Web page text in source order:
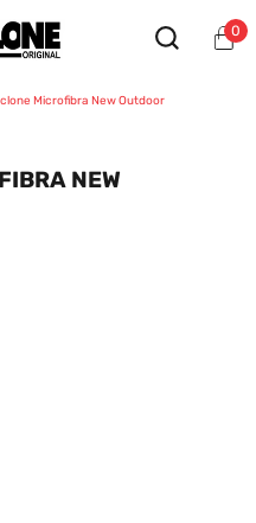
0
Microfibra New Outdoor
NEW